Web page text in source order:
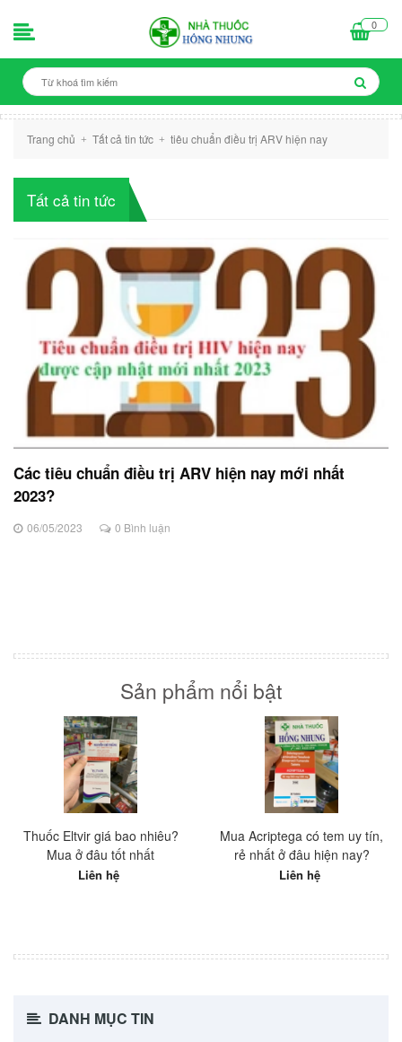
0
Trang chủ + Tất cả tin tức + tiêu chuẩn điều trị ARV hiện nay
Tất cả tin tức
Các tiêu chuẩn điều trị ARV hiện nay mới nhất
2023?
06/05/2023 0 Bình luận
Sản phẩm nổi bật
Thuốc Eltvir giá bao nhiêu?
Mua ở đâu tốt nhất
Liên hệ
Mua Acriptega có tem uy tín,
rẻ nhất ở đâu hiện nay?
Liên hệ
DANH MỤC TIN